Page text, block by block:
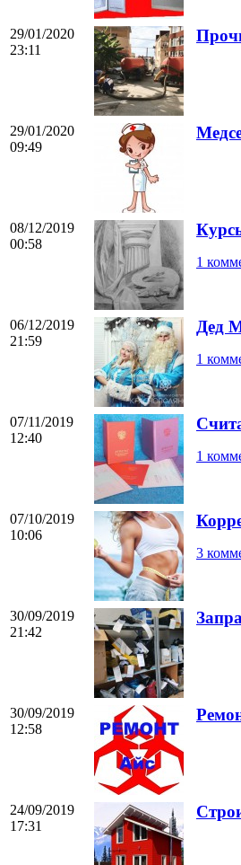
29/01/2020
23:11
29/01/2020
09:49
08/12/2019
00:58
1
06/12/2019
21:59
Дед
1
07/11/2019
12:40
1
07/10/2019
10:06
3
30/09/2019
21:42
30/09/2019
12:58
24/09/2019
17:31